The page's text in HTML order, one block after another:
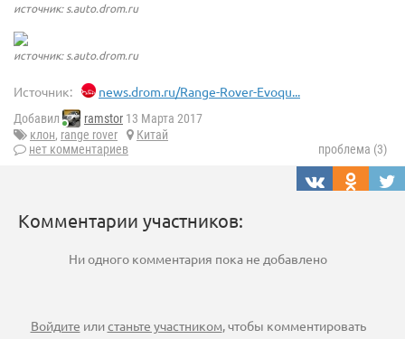
источник: s.auto.drom.ru
источник: s.auto.drom.ru
Источник: news.drom.ru/Range-Rover-Evoqu...
Добавил ramstor 13 Марта 2017
клон, range rover
Китай
нет комментариев
проблема (3)
Комментарии участников:
Ни одного комментария пока не добавлено
Войдите илистаньте участником , чтобы комментировать